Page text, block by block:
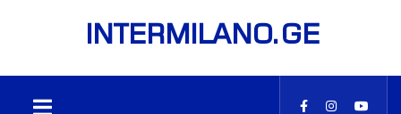
INTERMILANO.GE